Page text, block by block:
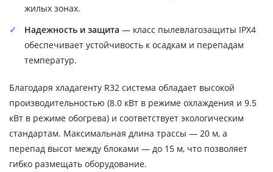
жилых зонах.
Надежность и защита — класс пылевлагозащиты IPX4
обеспечивает устойчивость к осадкам и перепадам
температур.
Благодаря хладагенту R32 система обладает высокой
производительностью (8.0 кВт в режиме охлаждения и 9.5
кВт в режиме обогрева) и соответствует экологическим
стандартам. Максимальная длина трассы — 20 м, а
перепад высот между блоками — до 15 м, что позволяет
гибко размещать оборудование.